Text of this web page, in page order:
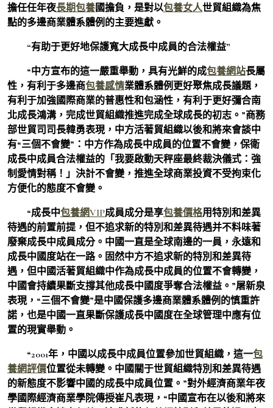
擔任任年夜長期包養國擔負，是對以包養女人世貿組織為焦
點的多邊商業體系體例的主要進獻。
“有助于更好地保護寬大成長中成員的合法權益”
“中方宣布的這一嚴重舉動，具有光鮮的成包養網站長屬
性，有利于多邊商包養感情業體系體例更好聚焦成長議題，
有利于加強國際商業的普惠性和包涵性，有利于更好彌合南
北成長鴻溝，完成世貿組織推進完成全球成長的初志。”商務
部世貿司司長韓勇表現，中方活著貿組織以後和將來會談中
有“三個不會變”：中方作為成長中成員的位置不會變，保衛
成長中成員合法權益的「我要啟動天秤座最終裁決儀式：強
制愛情對稱！」決計不會變，推進全球商業投資不受拘束化
方便化的態度不會變。
“成長中包養網VIP成員成分是享包養價格用特別和差異
待遇的前置前提，但不追求新的特別和差異待遇并不料味著
廢棄成長中成員成分。中國一直是全球南邊的一員，永遠和
成長中國度站在一路。固然中方不追求新的特別和差異待
遇，但中國活著貿組織中作為成長中成員的位置不會轉變，
中國會持續果斷支撐其他成長中國度爭奪合法權益。”屠新泉
表現，“三個不會變”是中國保護多邊商業體系體例的慎重許
諾，也是中國一直果斷保護成長中國度在全球管理中應有位
置的現實舉動。
“2001年，中國以成長中成員位置參加世貿組織，這一包
養網評價位置從未轉變。中國關于世貿組織特別和差異待遇
的新態度不影響中國的成長中成員位置。”對外經濟商業年夜
學國際經濟商業學院傳授崔凡表現，“中國宣布在以後和將來